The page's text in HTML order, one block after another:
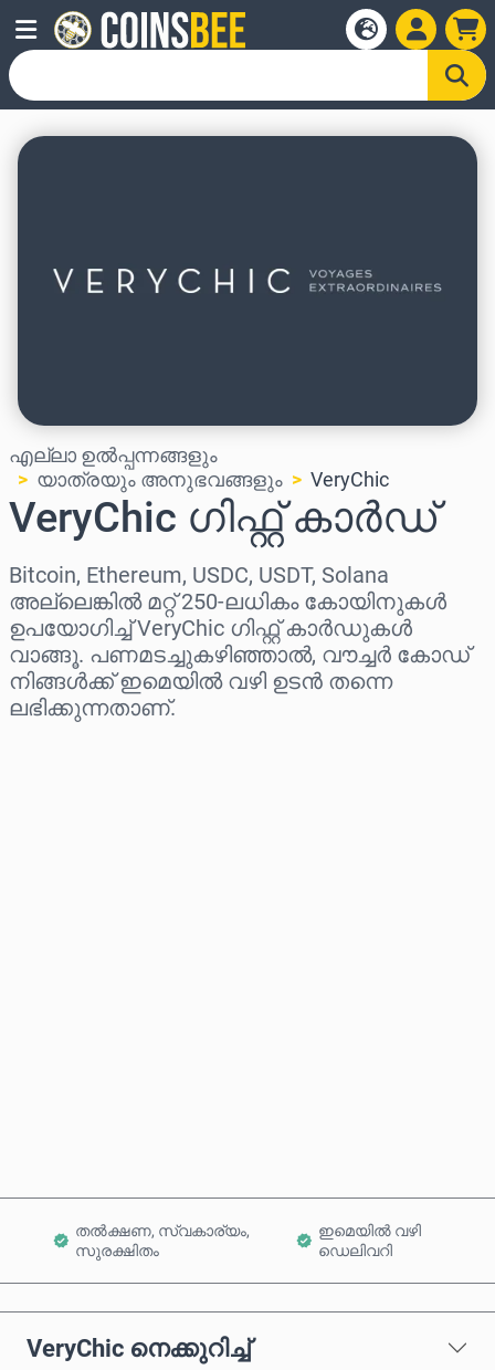
എല്ലാ ഉൽപ്പന്നങ്ങളും
യാത്രയും അനുഭവങ്ങളും
VeryChic
VeryChic ഗിഫ്റ്റ് കാർഡ്
Bitcoin, Ethereum, USDC, USDT, Solana
അല്ലെങ്കിൽ മറ്റ് 250-ലധികം കോയിനുകൾ
ഉപയോഗിച്ച് VeryChic ഗിഫ്റ്റ് കാർഡുകൾ
വാങ്ങൂ. പണമടച്ചുകഴിഞ്ഞാൽ, വൗച്ചർ കോഡ്
നിങ്ങൾക്ക് ഇമെയിൽ വഴി ഉടൻ തന്നെ
ലഭിക്കുന്നതാണ്.
തൽക്ഷണ, സ്വകാര്യം,
സുരക്ഷിതം
ഇമെയിൽ വഴി
ഡെലിവറി
VeryChic നെക്കുറിച്ച്